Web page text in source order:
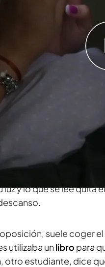
entre 18 y 34 años
de familia: una tercera
duermen menos
18 y 34 años es de7,6
los que viven en
por el que los jóvenes
luz y lo que se lee quita
suele coger el
utilizaba un libro para
otro estudiante, dice